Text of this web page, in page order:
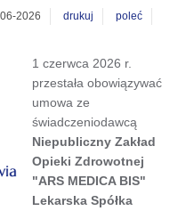
2026 drukuj
poleć
1 czerwca 2026 r.
przestała obowiązywać
umowa ze
świadczeniodawcą
Niepubliczny Zakład
Opieki Zdrowotnej
"ARS MEDICA BIS"
Lekarska Spółka